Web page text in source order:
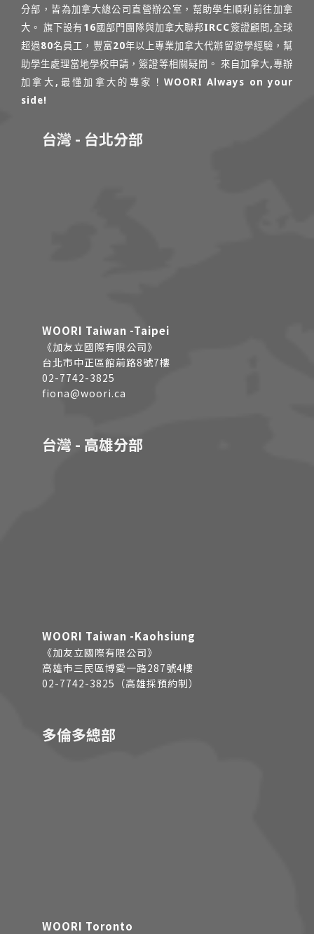
分部，皆為加拿大總公司直營辦公室，幫助學生順利前往加拿
大。 旗下設有16國部門團隊與加拿大聯邦IRCC簽證顧問,全球
超過80名員工，豐富20年以上專業加拿大代辦留遊學經驗，幫
助學生處理當地學校申請，簽證等相關疑問。 來自加拿大,專辦
加拿大,最懂加拿大的專家！WOORI Always on your
side!
台灣 - 台北分部
WOORI Taiwan -Taipei
《加友立國際有限公司》
台北市中正區館前路8號7樓
02-7742-3825
fiona@woori.ca
台灣 - 高雄分部
WOORI Taiwan -Kaohsiung
《加友立國際有限公司》
高雄市三民區博愛一路287號4樓
02-7742-3825（高雄採預約制）
多倫多總部
WOORI Toronto